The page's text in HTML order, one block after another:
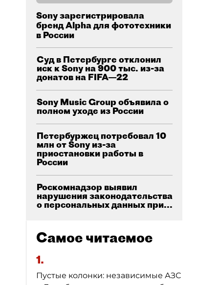
Sony зарегистрировала
бренд Alpha для фототехники
в России
Суд в Петербурге отклонил
иск к Sony на 900 тыс. из-за
донатов на FIFA—22
Sony Music Group объявила о
полном уходе из России
Петербуржец потребовал 10
млн от Sony из-за
приостановки работы в
России
Роскомнадзор выявил
нарушения законодательства
о персональных данных при...
Самое читаемое
1.
Пустые колонки: независимые АЗС